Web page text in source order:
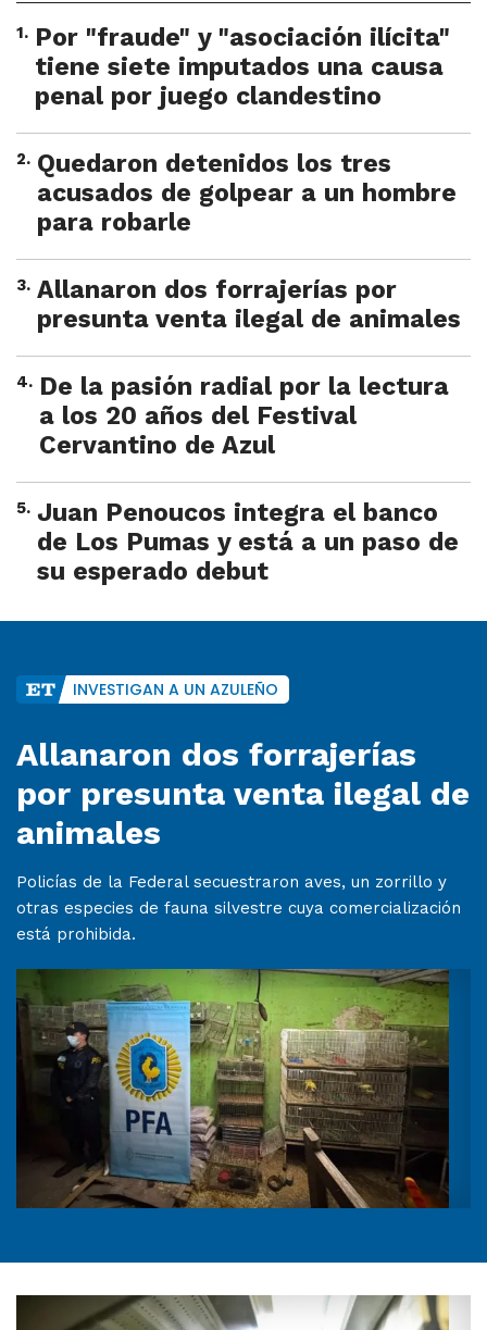
1. Por "fraude" y "asociación ilícita"
tiene siete imputados una causa
penal por juego clandestino
2. Quedaron detenidos los tres
acusados de golpear a un hombre
para robarle
3. Allanaron dos forrajerías por
presunta venta ilegal de animales
4. De la pasión radial por la lectura
a los 20 años del Festival
Cervantino de Azul
5. Juan Penoucos integra el banco
de Los Pumas y está a un paso de
su esperado debut
INVESTIGAN A UN AZULEÑO
Allanaron dos forrajerías
por presunta venta ilegal de
animales
Policías de la Federal secuestraron aves, un zorrillo y
otras especies de fauna silvestre cuya comercialización
está prohibida.